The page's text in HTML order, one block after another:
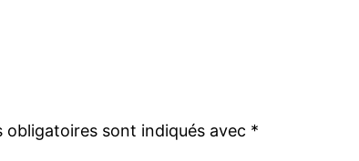
obligatoires sont indiqués avec *